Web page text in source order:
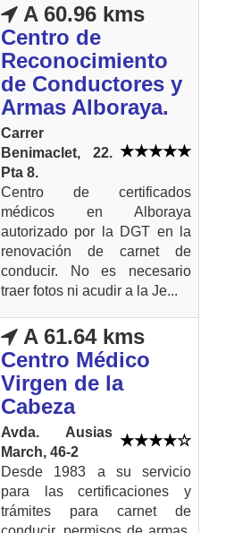
A 60.96 kms
Centro de
Reconocimiento
de Conductores y
Armas Alboraya.
Carrer
Benimaclet, 22.
Pta 8.
Centro de certificados
médicos en Alboraya
autorizado por la DGT en la
renovación de carnet de
conducir. No es necesario
traer fotos ni acudir a la Je...
A 61.64 kms
Centro Médico
Virgen de la
Cabeza
Avda. Ausias
March, 46-2
Desde 1983 a su servicio
para las certificaciones y
trámites para carnet de